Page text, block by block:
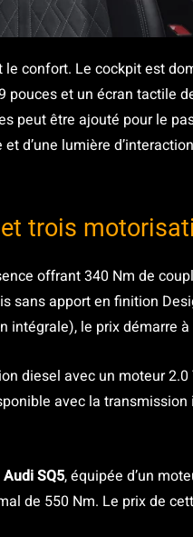
confort. Le cockpit est
et un écran tactile
peut être ajouté pour le
d’une lumière
trois
offrant 340 Nm de
sans apport en finition
intégrale), le prix démarre à
diesel avec un moteur
avec la
Audi SQ5, équipée d’un
de 550 Nm. Le prix de